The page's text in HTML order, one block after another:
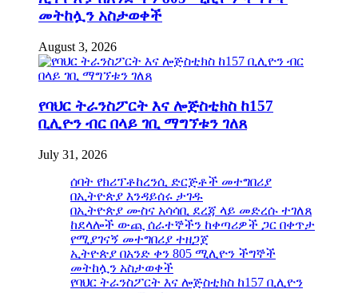
መትከሏን አስታወቀች
August 3, 2026
የባህር ትራንስፖርት እና ሎጅስቲክስ ከ157
ቢሊዮን ብር በላይ ገቢ ማግኘቱን ገለጸ
July 31, 2026
ሰባት የክሪፕቶከረንሲ ድርጅቶች መተግበሪያ
በኢትዮጵያ እንዳይሰሩ ታገዱ
በኢትዮጵያ ሙስና አሳሳቢ ደረጃ ላይ መድረሱ ተገለጸ
ከደላሎች ውጪ ሰራተኞችን ከቀጣሪዎች ጋር በቀጥታ
የሚያገናኝ መተግበሪያ ተዘጋጀ
ኢትዮጵያ በአንድ ቀን 805 ሚሊዮን ችግኞች
መትከሏን አስታወቀች
የባህር ትራንስፖርት እና ሎጅስቲክስ ከ157 ቢሊዮን